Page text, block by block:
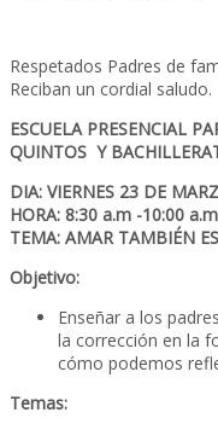
Respetados Padres de
Reciban un cordial saludo.
ESCUELA PRESENCIAL
QUINTOS Y
DIA: VIERNES 23 DE
HORA: 8:30 a.m -10:00 a.m
TEMA: AMAR TAMBIÉN
Objetivo:
Enseñar a los
la corrección en la
cómo podemos
Temas: